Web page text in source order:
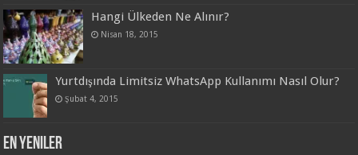
Hangi Ülkeden Ne Alınır?
Nisan 18, 2015
Yurtdışında Limitsiz WhatsApp Kullanımı Nasıl Olur?
Şubat 4, 2015
En Yeniler